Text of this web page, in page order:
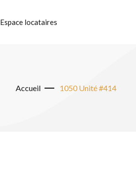
Espace locataires
Accueil 1050 Unité #414